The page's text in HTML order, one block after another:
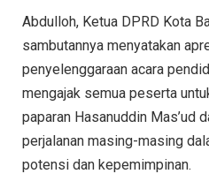
Abdulloh, Ketua DPRD Kota
sambutannya menyatakan
penyelenggaraan acara
mengajak semua peserta
paparan Hasanuddin Mas’ud
perjalanan masing-masing
potensi dan kepemimpinan.